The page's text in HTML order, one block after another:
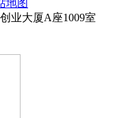
地图
业大厦A座1009室